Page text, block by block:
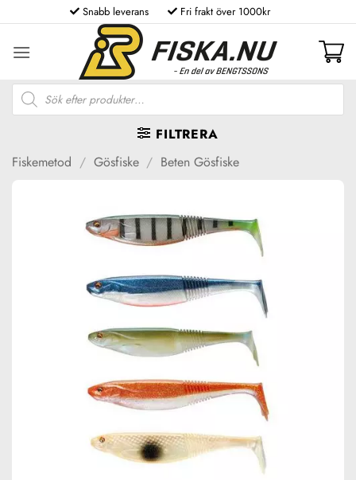
to
content
Snabb leverans Fri frakt över 1000kr
Produktsökning
FILTRERA
Fiskemetod / Gösfiske / Beten Gösfiske